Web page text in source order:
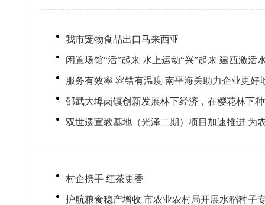
我市宠物食品出口马来西亚
闲置场馆“活”起来 水上运动“兴”起来 建瓯激活
服务有效率 容错有温度 南平海关助力企业更好
邵武大埠岗镇创新发展林下经济，在樱花林下
双世遗宣教基地（光泽二期）项目加速推进 为
村企携手 红茶更香
护航粮食稳产增收 市农业农村局开展水稻种子